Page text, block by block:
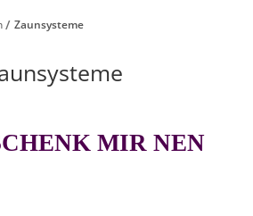
Zaunsysteme
MIR NEN